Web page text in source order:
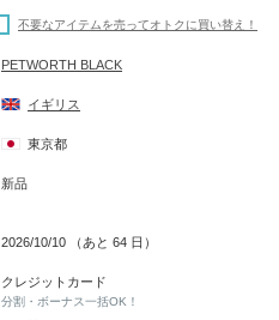
不要なアイテムを売ってオトクに買い替え！
PETWORTH BLACK
イギリス
東京都
新品
2026/10/10 （あと 64 日）
クレジットカード
分割・ボーナス一括OK！